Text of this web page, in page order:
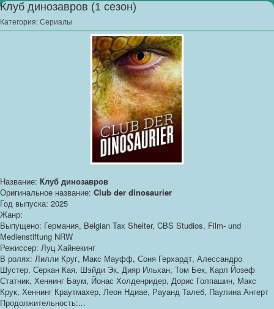
Клуб динозавров (1 сезон)
Категория:Сериалы
Название: Клуб динозавров
Оригинальное название: Club der dinosaurier
Год выпуска: 2025
Жанр:
Выпущено: Германия, Belgian Tax Shelter, CBS Studios, Film- und
Medienstiftung NRW
Режиссер: Луц Хайнекинг
В ролях: Лилли Круг, Макс Мауфф, Соня Герхардт, Алессандро
Шустер, Серкан Кая, Шэйди Эк, Дияр Ильхан, Том Бек, Карл Йозеф
Статник, Хеннинг Баум, Йонас Холденридер, Дорис Голпашин, Макс
Крук, Хеннинг Краутмахер, Леон Ндиае, Рауанд Талеб, Паулина Ангерт
Продолжительность:...